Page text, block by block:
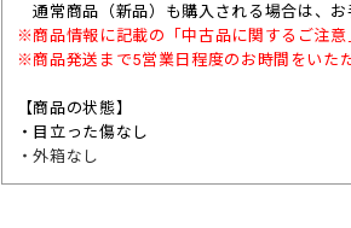
通常商品（新品）も購入される場合は、
※商品情報に記載の「中古品に関するご注意
※商品発送まで5営業日程度のお時間をいた
【商品の状態】
・目立った傷なし
・外箱なし